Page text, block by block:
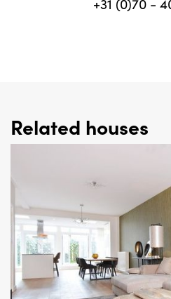
Related houses